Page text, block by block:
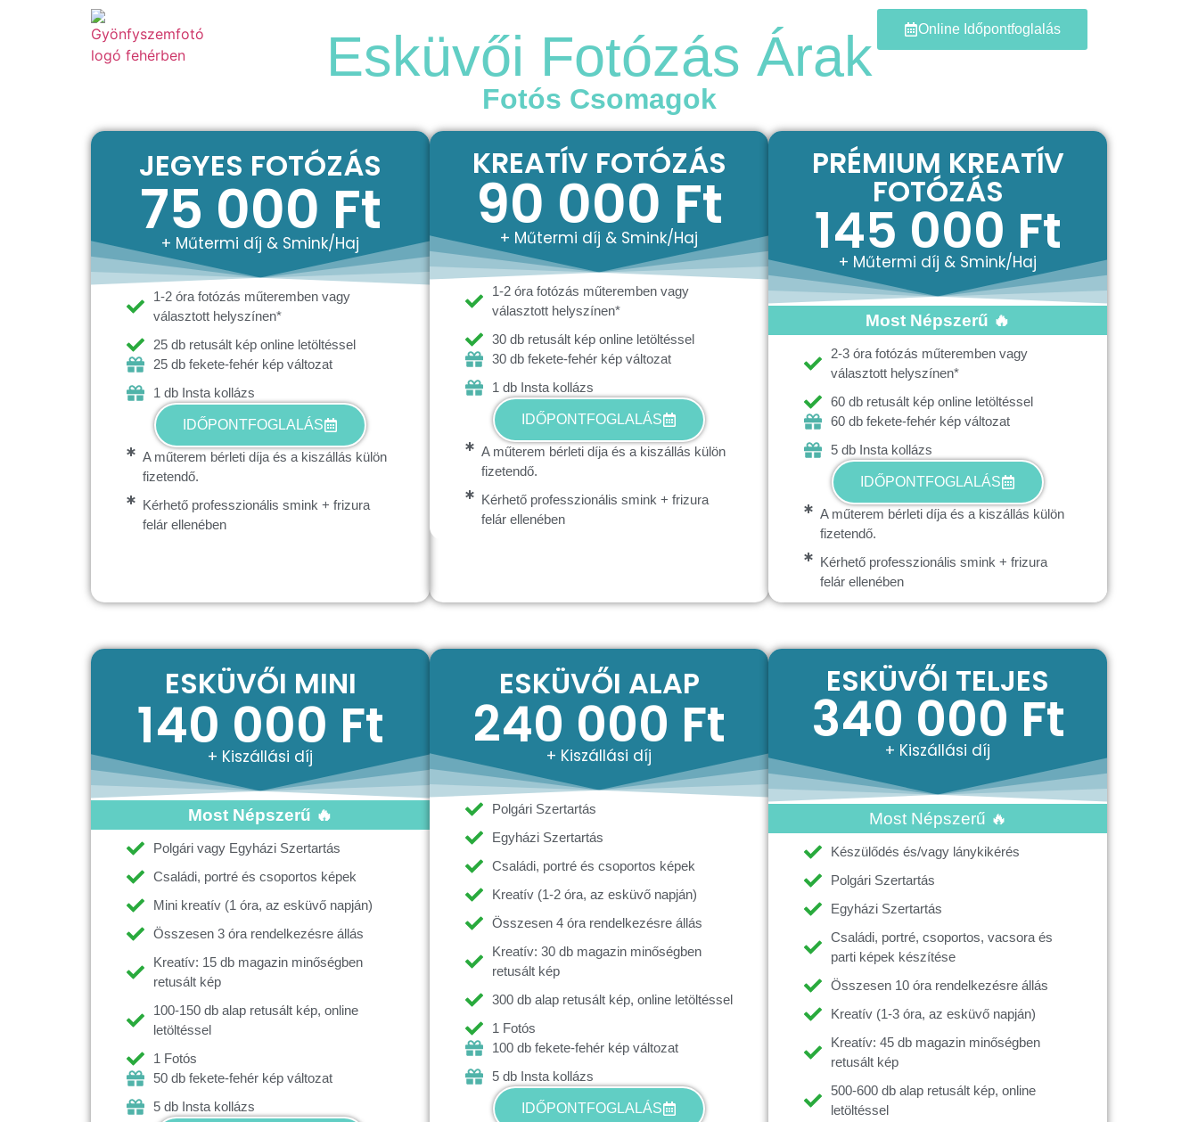
Online Időpontfoglalás
Esküvői Fotózás Árak
Fotós Csomagok
JEGYES FOTÓZÁS
75 000 Ft
+ Műtermi díj & Smink/Haj
1-2 óra fotózás műteremben vagy
választott helyszínen*
25 db retusált kép online letöltéssel
25 db fekete-fehér kép változat
1 db Insta kollázs
IDŐPONTFOGLALÁS
A műterem bérleti díja és a kiszállás külön
fizetendő.
Kérhető professzionális smink + frizura
felár ellenében
KREATÍV FOTÓZÁS
90 000 Ft
+ Műtermi díj & Smink/Haj
1-2 óra fotózás műteremben vagy
választott helyszínen*
30 db retusált kép online letöltéssel
30 db fekete-fehér kép változat
1 db Insta kollázs
IDŐPONTFOGLALÁS
A műterem bérleti díja és a kiszállás külön
fizetendő.
Kérhető professzionális smink + frizura
felár ellenében
PRÉMIUM KREATÍV
FOTÓZÁS
145 000 Ft
+ Műtermi díj & Smink/Haj
Most Népszerű 🔥
2-3 óra fotózás műteremben vagy
választott helyszínen*
60 db retusált kép online letöltéssel
60 db fekete-fehér kép változat
5 db Insta kollázs
IDŐPONTFOGLALÁS
A műterem bérleti díja és a kiszállás külön
fizetendő.
Kérhető professzionális smink + frizura
felár ellenében
ESKÜVŐI MINI
140 000 Ft
+ Kiszállási díj
Most Népszerű 🔥
Polgári vagy Egyházi Szertartás
Családi, portré és csoportos képek
Mini kreatív (1 óra, az esküvő napján)
Összesen 3 óra rendelkezésre állás
Kreatív: 15 db magazin minőségben
retusált kép
100-150 db alap retusált kép, online
letöltéssel
1 Fotós
50 db fekete-fehér kép változat
5 db Insta kollázs
ESKÜVŐI ALAP
240 000 Ft
+ Kiszállási díj
Polgári Szertartás
Egyházi Szertartás
Családi, portré és csoportos képek
Kreatív (1-2 óra, az esküvő napján)
Összesen 4 óra rendelkezésre állás
Kreatív: 30 db magazin minőségben
retusált kép
300 db alap retusált kép, online letöltéssel
1 Fotós
100 db fekete-fehér kép változat
5 db Insta kollázs
IDŐPONTFOGLALÁS
ESKÜVŐI TELJES
340 000 Ft
+ Kiszállási díj
Most Népszerű 🔥
Készülődés és/vagy lánykikérés
Polgári Szertartás
Egyházi Szertartás
Családi, portré, csoportos, vacsora és
parti képek készítése
Összesen 10 óra rendelkezésre állás
Kreatív (1-3 óra, az esküvő napján)
Kreatív: 45 db magazin minőségben
retusált kép
500-600 db alap retusált kép, online
letöltéssel